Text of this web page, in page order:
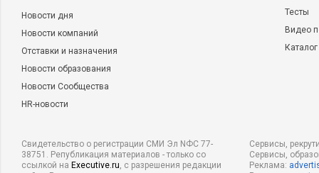
Новости дня
Новости компаний
Отставки и назначения
Новости образования
Новости Сообщества
HR-новости
Тесты
Видео
Свидетельство о регистрации СМИ Эл NФС 77-
38751. Републикация материалов - только со
ссылкой на Executive.ru, с разрешения редакции
Сервисы,
Сервисы,
Реклама: